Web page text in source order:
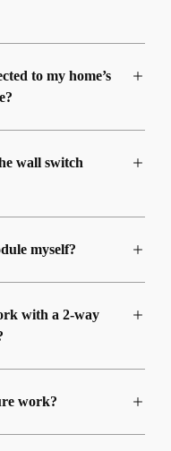
to my home’s
wall switch
myself?
with a 2-way
work?